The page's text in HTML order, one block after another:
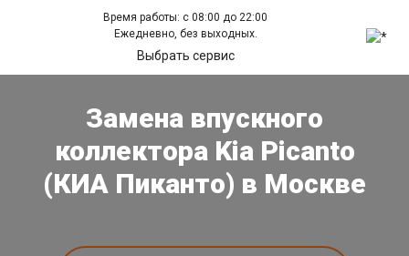
Время работы: с 08:00 до 22:00
Ежедневно, без выходных.
Выбрать сервис
Замена впускного
коллектора Kia Picanto
(КИА Пиканто) в Москве